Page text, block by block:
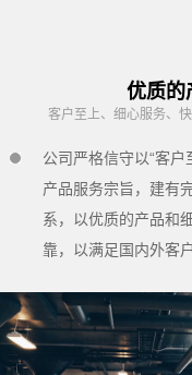
优质的
客户至上、细心服务、
公司严格信守以“客
产品服务宗旨，建有
系，以优质的产品和
靠，以满足国内外客